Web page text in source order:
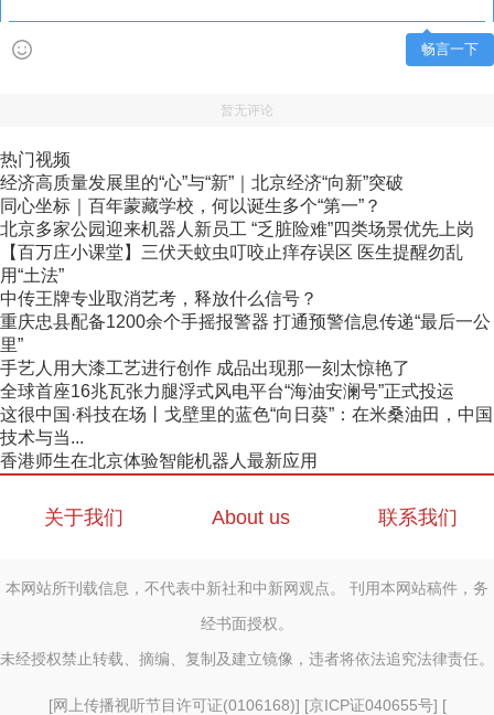
畅言一下
暂无评论
热门视频
经济高质量发展里的“心”与“新”｜北京经济“向新”突破
同心坐标｜百年蒙藏学校，何以诞生多个“第一”？
北京多家公园迎来机器人新员工 “乏脏险难”四类场景优先上岗
【百万庄小课堂】三伏天蚊虫叮咬止痒存误区 医生提醒勿乱
用“土法”
中传王牌专业取消艺考，释放什么信号？
重庆忠县配备1200余个手摇报警器 打通预警信息传递“最后一公
里”
手艺人用大漆工艺进行创作 成品出现那一刻太惊艳了
全球首座16兆瓦张力腿浮式风电平台“海油安澜号”正式投运
这很中国·科技在场丨戈壁里的蓝色“向日葵”：在米桑油田，中国
技术与当...
香港师生在北京体验智能机器人最新应用
关于我们 About us 联系我们
本网站所刊载信息，不代表中新社和中新网观点。 刊用本网站稿件，务
经书面授权。
未经授权禁止转载、摘编、复制及建立镜像，违者将依法追究法律责任。
[网上传播视听节目许可证(0106168)] [京ICP证040655号] [